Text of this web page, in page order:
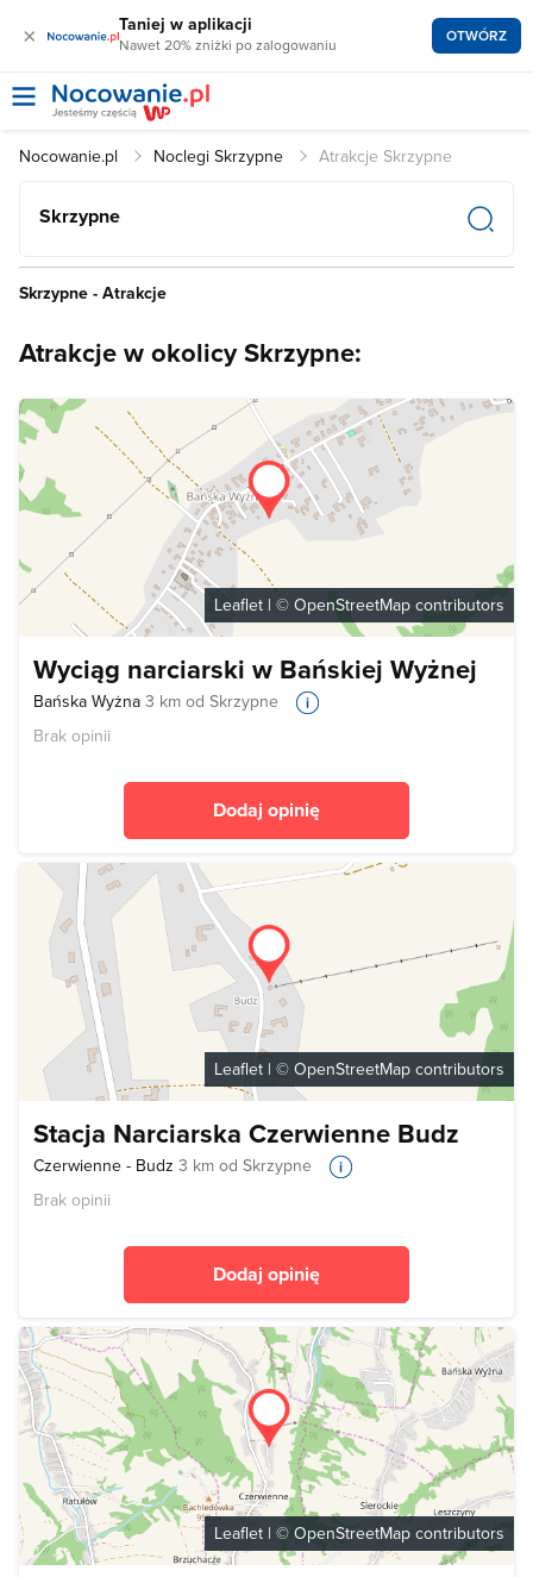
× Taniej w aplikacji
Nawet 20% zniżki po zalogowaniu OTWÓRZ
Nocowanie.pl Noclegi Skrzypne Atrakcje Skrzypne
Skrzypne
Skrzypne - Atrakcje
Atrakcje w okolicy Skrzypne:
Leaflet | © OpenStreetMap contributors
Wyciąg narciarski w Bańskiej Wyżnej
Bańska Wyżna 3 km od Skrzypne
Brak opinii
Dodaj opinię
Leaflet | © OpenStreetMap contributors
Stacja Narciarska Czerwienne Budz
Czerwienne - Budz 3 km od Skrzypne
Brak opinii
Dodaj opinię
Leaflet | © OpenStreetMap contributors